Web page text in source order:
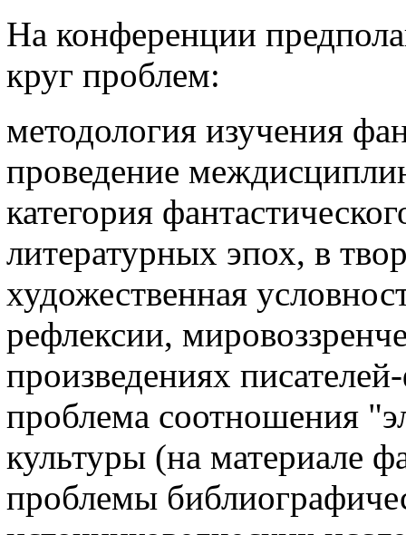
Hа конференции
круг проблем:
методология изучения
проведение
категория
литературных эпох, в
художественная
рефлексии,
произведениях
проблема соотношения
культуры (на материале
проблемы